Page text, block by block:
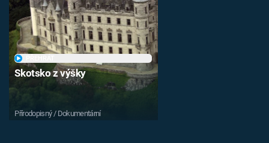
Skotsko z výšky
Přírodopisný / Dokumentární